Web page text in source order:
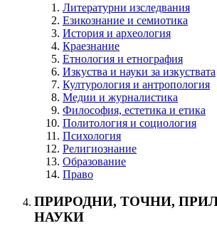
Литературни изследвания
Езикознание и семиотика
История и археология
Краезнание
Етнология и етнография
Изкуства и науки за изкуствата
Културология и антропология
Медии и журналистика
Философия, естетика и етика
Политология и социология
Психология
Религиознание
Образование
Право
ПРИРОДНИ, ТОЧНИ,
НАУКИ